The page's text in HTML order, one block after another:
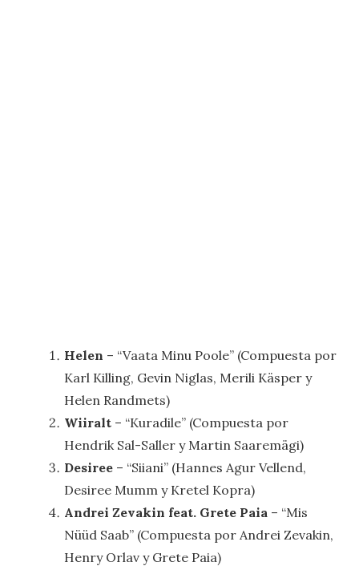
Helen – “Vaata Minu Poole” (Compuesta por
Karl Killing, Gevin Niglas, Merili Käsper y
Helen Randmets)
Wiiralt – “Kuradile” (Compuesta por
Hendrik Sal-Saller y Martin Saaremägi)
Desiree – “Siiani” (Hannes Agur Vellend,
Desiree Mumm y Kretel Kopra)
Andrei Zevakin feat. Grete Paia – “Mis
Nüüd Saab” (Compuesta por Andrei Zevakin,
Henry Orlav y Grete Paia)